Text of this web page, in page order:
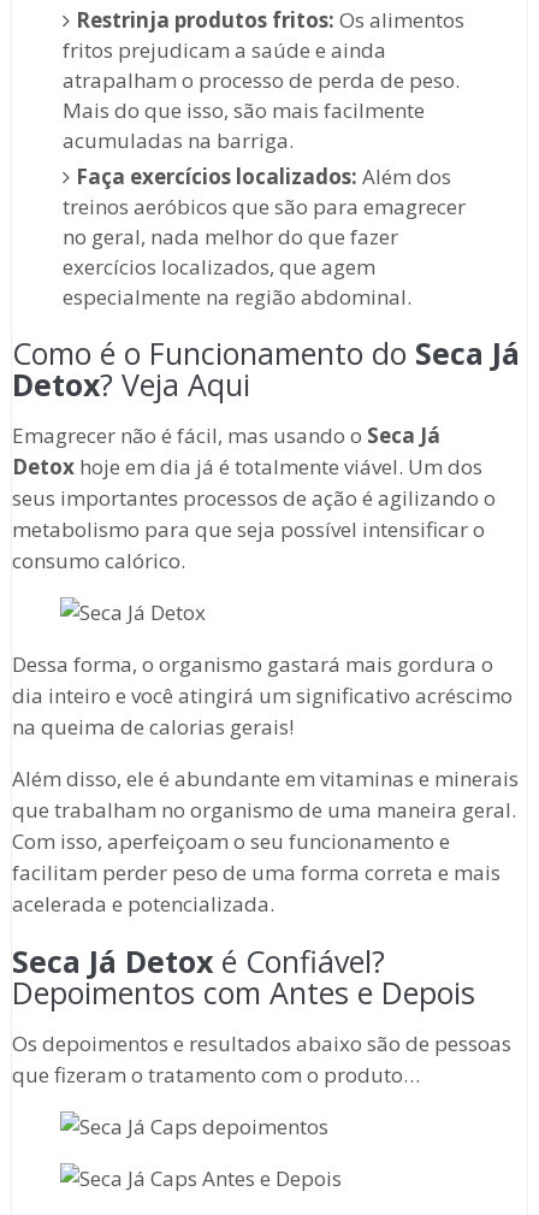
Restrinja produtos fritos: Os alimentos
fritos prejudicam a saúde e ainda
atrapalham o processo de perda de peso.
Mais do que isso, são mais facilmente
acumuladas na barriga.
Faça exercícios localizados: Além dos
treinos aeróbicos que são para emagrecer
no geral, nada melhor do que fazer
exercícios localizados, que agem
especialmente na região abdominal.
Como é o Funcionamento do Seca Já
Detox? Veja Aqui
Emagrecer não é fácil, mas usando o Seca Já
Detoxhoje em dia já é totalmente viável. Um dos
seus importantes processos de ação é agilizando o
metabolismo para que seja possível intensificar o
consumo calórico.
Dessa forma, o organismo gastará mais gordura o
dia inteiro e você atingirá um significativo acréscimo
na queima de calorias gerais!
Além disso, ele é abundante em vitaminas e minerais
que trabalham no organismo de uma maneira geral.
Com isso, aperfeiçoam o seu funcionamento e
facilitam perder peso de uma forma correta e mais
acelerada e potencializada.
Seca Já Detoxé Confiável?
Depoimentos com Antes e Depois
Os depoimentos e resultados abaixo são de pessoas
que fizeram o tratamento com o produto…